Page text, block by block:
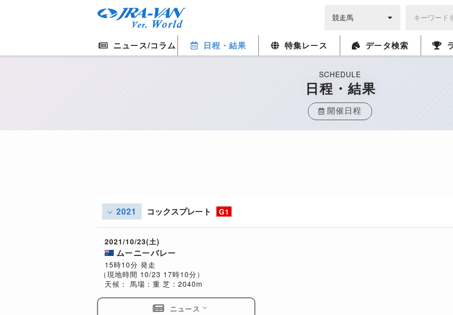
ニュース/コラム 日程・結果 特集レース データ検索
SCHEDULE
日程・結果
開催日程
2021 コックスプレート G1
2021/10/23(土)
ムーニーバレー
15時10分 発走
（現地時間 10/23 17時10分）
天候： 馬場：重 芝：2040m
ニュース